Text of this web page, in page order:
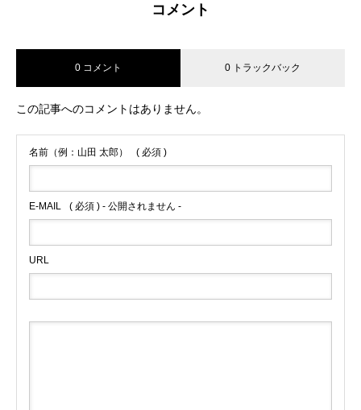
コメント
0 コメント 0 トラックバック
この記事へのコメントはありません。
名前（例：山田 太郎） ( 必須 )
E-MAIL ( 必須 ) - 公開されません -
URL